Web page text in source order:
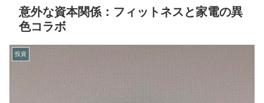
意外な資本関係：フィットネスと家電の異
色コラボ
投資